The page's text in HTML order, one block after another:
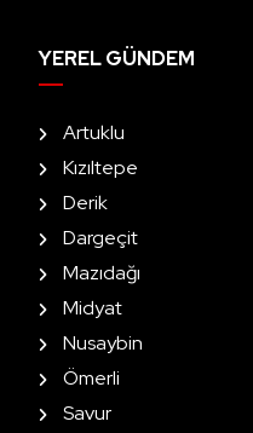
YEREL GÜNDEM
Artuklu
Kızıltepe
Derik
Dargeçit
Mazıdağı
Midyat
Nusaybin
Ömerli
Savur